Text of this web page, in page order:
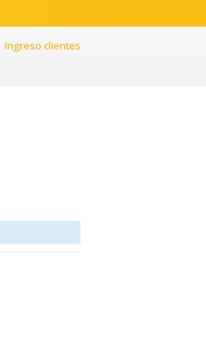
Ingreso clientes